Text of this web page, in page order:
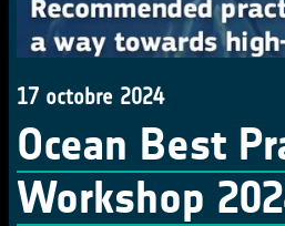
17 octobre 2024
Ocean Best
Workshop